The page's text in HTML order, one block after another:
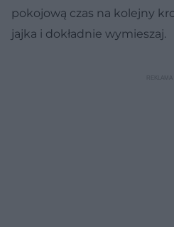
pokojową czas na kolejny
jajka i dokładnie wymieszaj.